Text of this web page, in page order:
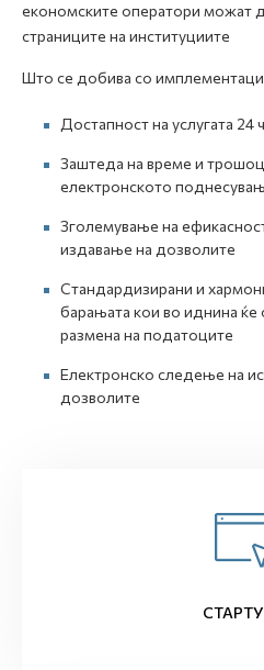
економските оператори можат
страниците на институциите
Што се добива со
Достапност на услугата 24
Заштеда на време и
електронското
Зголемување на
издавање на дозволите
Стандардизирани и
барањата кои во иднина
размена на податоците
Електронско следење на
дозволите